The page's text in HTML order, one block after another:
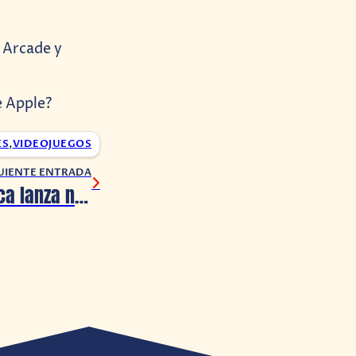
y
Apple?
,VIDEOJUEGOS
ENTRADA
Persona 5 Tactica lanza nuevo avance